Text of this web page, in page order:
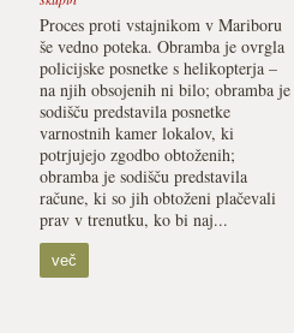
Proces proti vstajnikom v Mariboru
še vedno poteka. Obramba je ovrgla
policijske posnetke s helikopterja –
na njih obsojenih ni bilo; obramba je
sodišču predstavila posnetke
varnostnih kamer lokalov, ki
potrjujejo zgodbo obtoženih;
obramba je sodišču predstavila
račune, ki so jih obtoženi plačevali
prav v trenutku, ko bi naj...
več